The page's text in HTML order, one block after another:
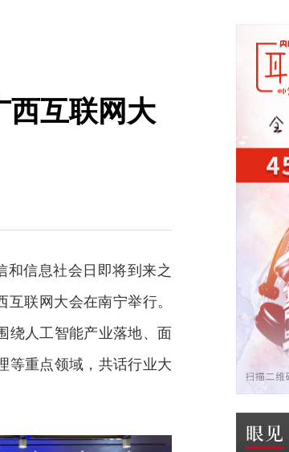
西互联网大
信息社会日即将到来之
联网大会在南宁举行。
绕人工智能产业落地、面
等重点领域，共话行业大